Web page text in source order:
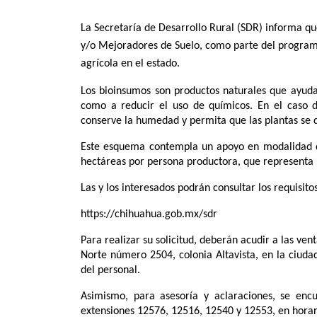
La Secretaría de Desarrollo Rural (SDR) informa
y/o Mejoradores de Suelo, como parte del
agrícola en el estado.
Los bioinsumos son productos naturales que
como a reducir el uso de químicos. En el caso
conserve la humedad y permita que las plantas
Este esquema contempla un apoyo en
hectáreas por persona productora, que
Las y los interesados podrán consultar los
https://chihuahua.gob.mx/sdr
Para realizar su solicitud, deberán acudir a las
Norte número 2504, colonia Altavista, en la
del personal.
Asimismo, para asesoría y aclaraciones, se
extensiones 12576, 12516, 12540 y 12553, en